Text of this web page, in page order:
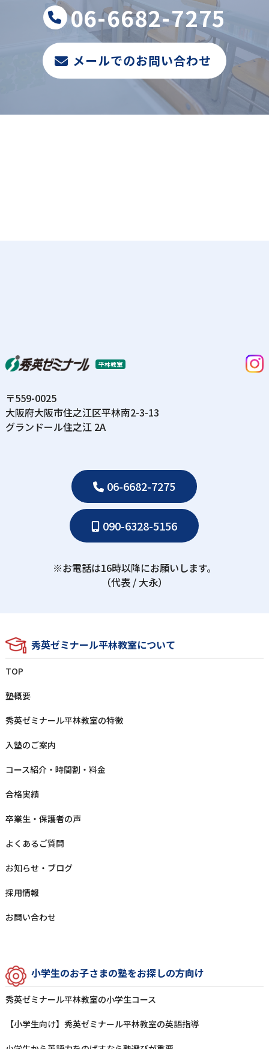
06-6682-7275
メールでのお問い合わせ
平林教室
〒559-0025
⼤阪府⼤阪市住之江区平林南2-3-13
グランドール住之江 2A
06-6682-7275
090-6328-5156
※お電話は16時以降にお願いします。
（代表 / ⼤永）
秀英ゼミナール平林教室について
TOP
塾概要
秀英ゼミナール平林教室の特徴
⼊塾のご案内
コース紹介・時間割・料⾦
合格実績
卒業⽣‧保護者の声
よくあるご質問
お知らせ‧ブログ
採⽤情報
お問い合わせ
⼩学⽣のお⼦さまの塾をお探しの⽅向け
秀英ゼミナール平林教室の⼩学⽣コース
【小学生向け】秀英ゼミナール平林教室の英語指導